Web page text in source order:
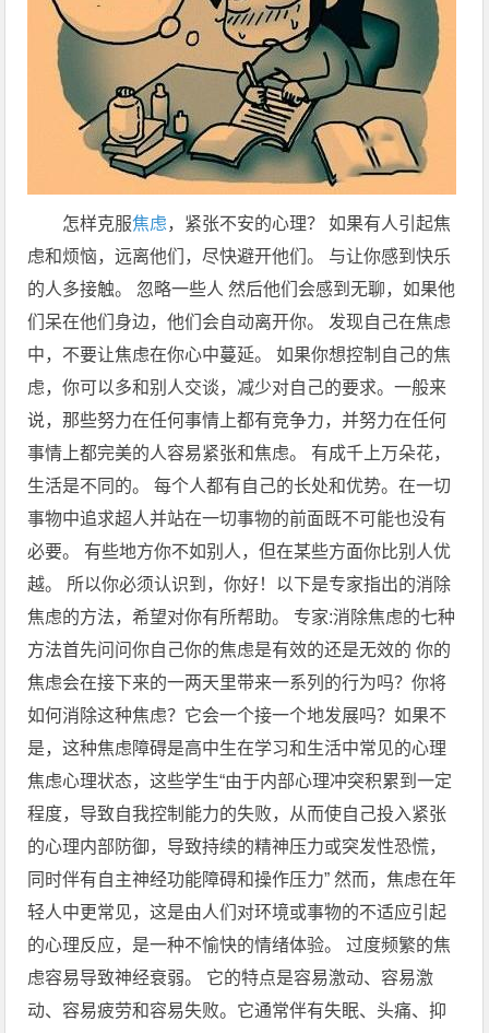
怎样克服焦虑，紧张不安的心理？ 如果有人引起焦
虑和烦恼，远离他们，尽快避开他们。 与让你感到快乐
的人多接触。 忽略一些人 然后他们会感到无聊，如果他
们呆在他们身边，他们会自动离开你。 发现自己在焦虑
中，不要让焦虑在你心中蔓延。 如果你想控制自己的焦
虑，你可以多和别人交谈，减少对自己的要求。一般来
说，那些努力在任何事情上都有竞争力，并努力在任何
事情上都完美的人容易紧张和焦虑。 有成千上万朵花，
生活是不同的。 每个人都有自己的长处和优势。在一切
事物中追求超人并站在一切事物的前面既不可能也没有
必要。 有些地方你不如别人，但在某些方面你比别人优
越。 所以你必须认识到，你好！以下是专家指出的消除
焦虑的方法，希望对你有所帮助。 专家:消除焦虑的七种
方法首先问问你自己你的焦虑是有效的还是无效的 你的
焦虑会在接下来的一两天里带来一系列的行为吗？你将
如何消除这种焦虑？它会一个接一个地发展吗？如果不
是，这种焦虑障碍是高中生在学习和生活中常见的心理
焦虑心理状态，这些学生“由于内部心理冲突积累到一定
程度，导致自我控制能力的失败，从而使自己投入紧张
的心理内部防御，导致持续的精神压力或突发性恐慌，
同时伴有自主神经功能障碍和操作压力” 然而，焦虑在年
轻人中更常见，这是由人们对环境或事物的不适应引起
的心理反应，是一种不愉快的情绪体验。 过度频繁的焦
虑容易导致神经衰弱。 它的特点是容易激动、容易激
动、容易疲劳和容易失败。它通常伴有失眠、头痛、抑